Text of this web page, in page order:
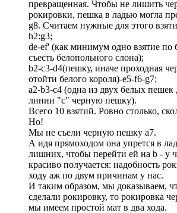
превращенная. Чтобы не лишить
рокировки, пешка в ладью могла
g8. Считаем нужные для этого
h2:g3;
de-ef' (как минимум одно взятие
съесть белопольного слона);
b2-c3-d4(пешку, иначе проходная
отойти белого короля)-е5-f6-g7;
a2-b3-c4 (одна из двух белых пешек
линии "с" черную пешку).
Всего 10 взятий. Ровно столько,
Но!
Мы не съели черную пешку а7.
А идя прямоходом она упрется в
лишних, чтобы перейти ей на b - у
красиво получается: надобность
ходу аж по двум причинам у нас.
И таким образом, мы доказываем,
сделали рокировку, то рокировка
мы имеем простой мат в два хода.